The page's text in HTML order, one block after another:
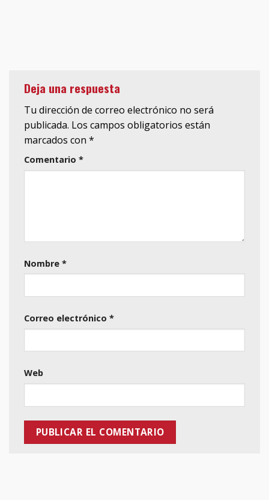
Deja una respuesta
Tu dirección de correo electrónico no será
publicada. Los campos obligatorios están
marcados con *
Comentario *
Nombre *
Correo electrónico *
Web